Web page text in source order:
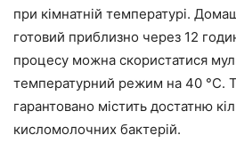
при кімнатній температурі.
готовий приблизно через 12
процесу можна скористатися
температурний режим на 40 °С.
гарантовано містить достатню
кисломолочних бактерій.